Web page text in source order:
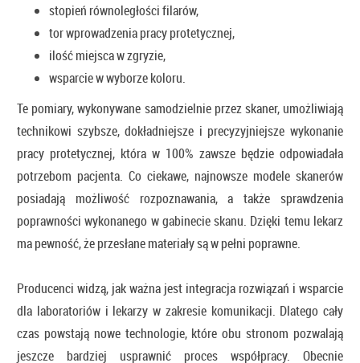
stopień równoległości filarów,
tor wprowadzenia pracy protetycznej,
ilość miejsca w zgryzie,
wsparcie w wyborze koloru.
Te pomiary, wykonywane samodzielnie przez skaner, umożliwiają
technikowi szybsze, dokładniejsze i precyzyjniejsze wykonanie
pracy protetycznej, która w 100% zawsze będzie odpowiadała
potrzebom pacjenta. Co ciekawe, najnowsze modele skanerów
posiadają możliwość rozpoznawania, a także sprawdzenia
poprawności wykonanego w gabinecie skanu. Dzięki temu lekarz
ma pewność, że przesłane materiały są w pełni poprawne.
Producenci widzą, jak ważna jest integracja rozwiązań i wsparcie
dla laboratoriów i lekarzy w zakresie komunikacji. Dlatego cały
czas powstają nowe technologie, które obu stronom pozwalają
jeszcze bardziej usprawnić proces współpracy. Obecnie